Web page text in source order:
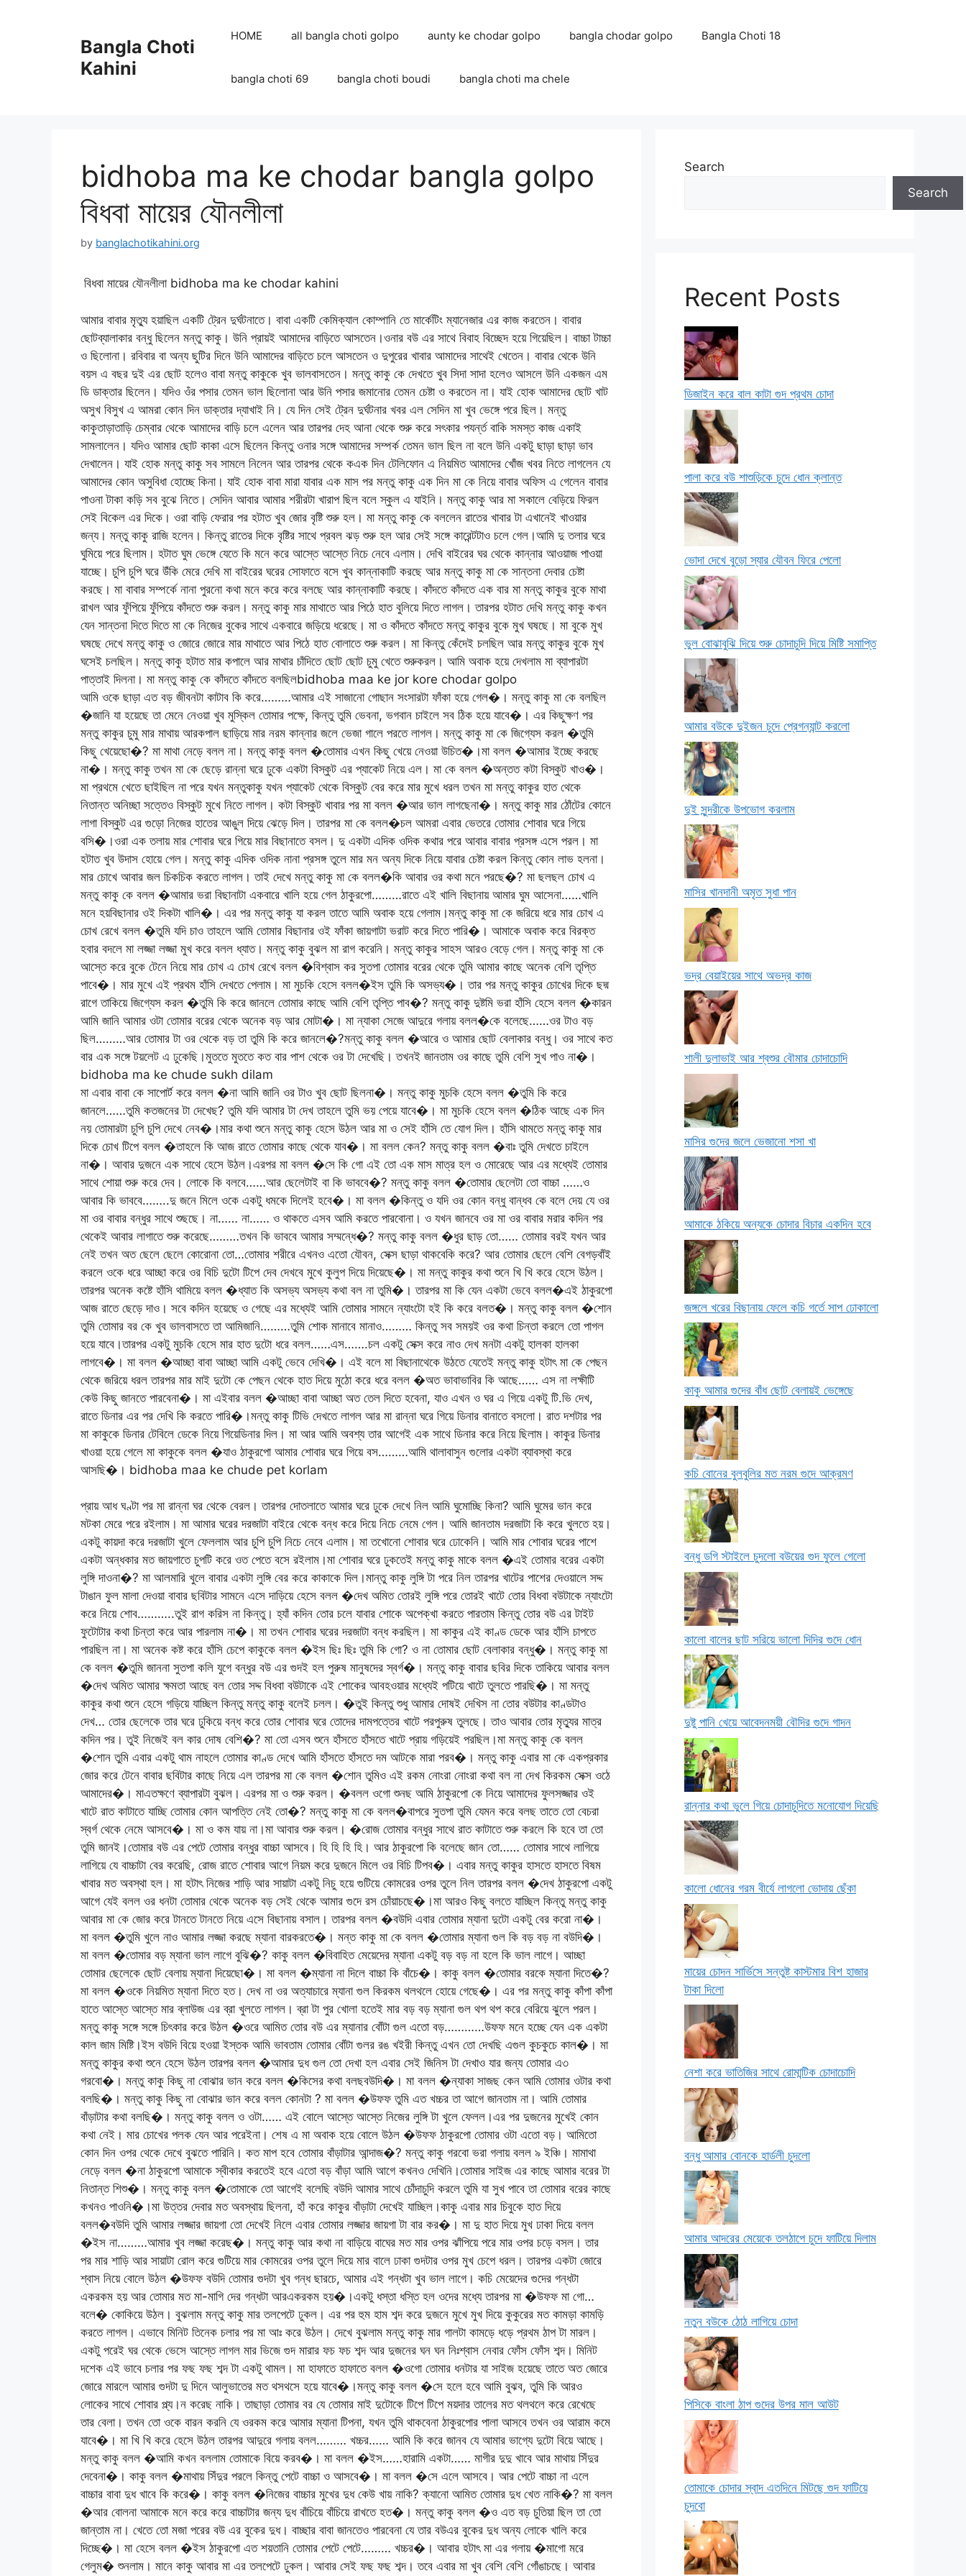
Bangla Choti
Kahini
HOME all bangla choti golpo aunty ke chodar golpo bangla chodar golpo Bangla Choti 18
bangla choti 69 bangla choti boudi bangla choti ma chele
bidhoba ma ke chodar bangla golpo
বিধবা মায়ের যৌনলীলা
by banglachotikahini.org
বিধবা মায়ের যৌনলীলা bidhoba ma ke chodar kahini
আমার বাবার মৃত্যু হয়াছিল একটি ট্রেন দুর্ঘটনাতে। বাবা একটি কেমিক্যাল কোম্পানি তে মার্কেটিং ম্যানেজার এর কাজ করতেন। বাবার
ছোটব্যালাকার বন্ধু ছিলেন মন্তু কাকু। উনি প্রায়ই আমাদের বাড়িতে আসতেন।ওনার বউ এর সাথে বিবাহ বিচ্ছেদ হয়ে গিয়েছিল। বাচ্চা টাচ্চা
ও ছিলোনা। রবিবার বা অন্য ছুটির দিনে উনি আমাদের বাড়িতে চলে আসতেন ও দুপুরের খাবার আমাদের সাথেই খেতেন। বাবার থেকে উনি
বয়স এ বছর দুই এর ছোট হলেও বাবা মন্তু কাকুকে খুব ভালবাসতেন। মন্তু কাকু কে দেখতে খুব সিদা সাদা হলেও আসলে উনি একজন এম
ডি ডাক্তার ছিলেন। যদিও ওঁর পসার তেমন ভাল ছিলোনা আর উনি পসার জমানোর তেমন চেষ্টা ও করতেন না। যাই হোক আমাদের ছোট খাট
অসুখ বিসুখ এ আমরা কোন দিন ডাক্তার দ্যাখাই নি। যে দিন সেই ট্রেন দুর্ঘটনার খবর এল সেদিন মা খুব ভেঙ্গে পরে ছিল। মন্তু
কাকুতাড়াতাড়ি চেম্বার থেকে আমাদের বাড়ি চলে এলেন আর তারপর দেহ আনা থেকে শুরু করে সৎকার পযর্ন্ত বাকি সমস্ত কাজ একাই
সামলালেন। যদিও আমার ছোট কাকা এসে ছিলেন কিন্তু ওনার সঙ্গে আমাদের সম্পর্ক তেমন ভাল ছিল না বলে উনি একটু ছাড়া ছাড়া ভাব
দেখালেন। যাই হোক মন্তু কাকু সব সামলে নিলেন আর তারপর থেকে কএক দিন টেলিফোন এ নিয়মিত আমাদের খোঁজ খবর নিতে লাগলেন যে
আমাদের কোন অসুবিধা হোচ্ছে কিনা। যাই হোক বাবা মারা যাবার এক মাস পর মন্তু কাকু এক দিন মা কে নিয়ে বাবার অফিস এ গেলেন বাবার
পাওনা টাকা কড়ি সব বুঝে নিতে। সেদিন আবার আমার শরীরটা খারাপ ছিল বলে স্কুল এ যাইনি। মন্তু কাকু আর মা সকালে বেড়িয়ে ফিরল
সেই বিকেল এর দিকে। ওরা বাড়ি ফেরার পর হটাত খুব জোর বৃষ্টি শুরু হল। মা মন্তু কাকু কে বললেন রাতের খাবার টা এখানেই খাওয়ার
জন্য। মন্তু কাকু রাজি হলেন। কিন্তু রাতের দিকে বৃষ্টির সাথে প্রবল ঝড় শুরু হল আর সেই সঙ্গে কারেন্টটাও চলে গেল।আমি দু তলার ঘরে
ঘুমিয়ে পরে ছিলাম। হটাত ঘুম ভেঙ্গে যেতে কি মনে করে আস্তে আস্তে নিচে নেবে এলাম। দেখি বাইরের ঘর থেকে কান্নার আওয়াজ পাওয়া
যাচ্ছে। চুপি চুপি ঘরে উঁকি মেরে দেখি মা বাইরের ঘরের সোফাতে বসে খুব কান্নাকাটি করছে আর মন্তু কাকু মা কে সান্তনা দেবার চেষ্টা
করছে। মা বাবার সম্পর্কে নানা পুরনো কথা মনে করে করে বলছে আর কান্নাকাটি করছে। কাঁদতে কাঁদতে এক বার মা মন্তু কাকুর বুকে মাথা
রাখল আর ফুঁপিয়ে ফুঁপিয়ে কাঁদতে শুরু করল। মন্তু কাকু মার মাথাতে আর পিঠে হাত বুলিয়ে দিতে লাগল। তারপর হটাত দেখি মন্তু কাকু কখন
যেন সান্তনা দিতে দিতে মা কে নিজের বুকের সাথে একবারে জড়িয়ে ধরেছে। মা ও কাঁদতে কাঁদতে মন্তু কাকুর বুকে মুখ ঘষছে। মা বুকে মুখ
ঘষছে দেখে মন্তু কাকু ও জোরে জোরে মার মাথাতে আর পিঠে হাত বোলাতে শুরু করল। মা কিন্তু কেঁদেই চলছিল আর মন্তু কাকুর বুকে মুখ
ঘসেই চলছিল। মন্তু কাকু হটাত মার কপালে আর মাথার চাঁদিতে ছোট ছোট চুমু খেতে শুরুকরল। আমি অবাক হয়ে দেখলাম মা ব্যাপারটা
পাত্তাই দিলনা। মা মন্তু কাকু কে কাঁদতে কাঁদতে বলছিলbidhoba maa ke jor kore chodar golpo
আমি ওকে ছাড়া এত বড় জীবনটা কাটাব কি করে………আমার এই সাজানো গোছান সংসারটা ফাঁকা হয়ে গেল�। মন্তু কাকু মা কে বলছিল
�জানি যা হয়েছে তা মেনে নেওয়া খুব মুস্কিল তোমার পক্ষে, কিন্তু তুমি ভেবনা, ভগবান চাইলে সব ঠিক হয়ে যাবে�। এর কিছুক্ষণ পর
মন্তু কাকুর চুমু মার মাথায় আরকপাল ছাড়িয়ে মার নরম কান্নার জলে ভেজা গালে পরতে লাগল। মন্তু কাকু মা কে জিগ্যেস করল �তুমি
কিছু খেয়েছো�? মা মাথা নেড়ে বলল না। মন্তু কাকু বলল �তোমার এখন কিছু খেয়ে নেওয়া উচিত�।মা বলল �আমার ইচ্ছে করছে
না�। মন্তু কাকু তখন মা কে ছেড়ে রান্না ঘরে ঢুকে একটা বিস্কুট এর প্যাকেট নিয়ে এল। মা কে বলল �অন্তত কটা বিস্কুট খাও�।
মা প্রথমে খেতে ছাইছিল না পরে যখন মন্তুকাকু যখন প্যাকেট থেকে বিস্কুট বের করে মার মুখে ধরল তখন মা মন্তু কাকুর হাত থেকে
নিতান্ত অনিচ্ছা সত্তেও বিস্কুট মুখে নিতে লাগল। কটা বিস্কুট খাবার পর মা বলল �আর ভাল লাগছেনা�। মন্তু কাকু মার ঠোঁটের কোনে
লাগা বিস্কুট এর গুড়ো নিজের হাতের আঙুল দিয়ে ঝেড়ে দিল। তারপর মা কে বলল�চল আমরা এবার ভেতরে তোমার শোবার ঘরে গিয়ে
বসি�।ওরা এক তলায় মার শোবার ঘরে গিয়ে মার বিছানাতে বসল। দু একটা এদিক ওদিক কথার পরে আবার বাবার প্রসঙ্গ এসে পরল। মা
হটাত খুব উদাস হোয়ে গেল। মন্তু কাকু এদিক ওদিক নানা প্রসঙ্গ তুলে মার মন অন্য দিকে নিয়ে যাবার চেষ্টা করল কিন্তু কোন লাভ হলনা।
মার চোখে আবার জল চিকচিক করতে লাগল। তাই দেখে মন্তু কাকু মা কে বলল�কি আবার ওর কথা মনে পরছে�? মা ছলছল চোখ এ
মন্তু কাকু কে বলল �আমার ভরা বিছানাটা একবারে খালি হয়ে গেল ঠাকুরপো………রাতে এই খালি বিছানায় আমার ঘুম আসেনা……খালি
মনে হয়বিছানার ওই দিকটা খালি�। এর পর মন্তু কাকু যা করল তাতে আমি অবাক হয়ে গেলাম।মন্তু কাকু মা কে জরিয়ে ধরে মার চোখ এ
চোখ রেখে বলল �তুমি যদি চাও তাহলে আমি তোমার বিছানার ওই ফাঁকা জায়গাটা ভরাট করে দিতে পারি�। আমাকে অবাক করে বিরক্ত
হবার বদলে মা লজ্জা লজ্জা মুখ করে বলল ধ্যাত। মন্তু কাকু বুঝল মা রাগ করেনি। মন্তু কাকুর সাহস আরও বেড়ে গেল। মন্তু কাকু মা কে
আস্তে করে বুকে টেনে নিয়ে মার চোখ এ চোখ রেখে বলল �বিশ্বাস কর সুতপা তোমার বরের থেকে তুমি আমার কাছে অনেক বেশি তৃপ্তি
পাবে�। মার মুখে এই প্রথম হাঁসি দেখতে পেলাম। মা মুচকি হেসে বলল�ইস তুমি কি অসভ্য�। তার পর মন্তু কাকুর চোখের দিকে ছদ্ম
রাগে তাকিয়ে জিগ্যেস করল �তুমি কি করে জানলে তোমার কাছে আমি বেশি তৃপ্তি পাব�? মন্তু কাকু দুষ্টমি ভরা হাঁসি হেসে বলল �কারন
আমি জানি আমার ওটা তোমার বরের থেকে অনেক বড় আর মোটা�। মা ন্যাকা সেজে আদুরে গলায় বলল�কে বলেছে……ওর টাও বড়
ছিল………আর তোমার টা ওর থেকে বড় তা তুমি কি করে জানলে�?মন্তু কাকু বলল �আরে ও আমার ছোট বেলাকার বন্ধু। ওর সাথে কত
বার এক সঙ্গে টয়লেট এ ঢুকেছি।মুততে মুততে কত বার পাশ থেকে ওর টা দেখেছি। তখনই জানতাম ওর কাছে তুমি বেশি সুখ পাও না�।
bidhoba ma ke chude sukh dilam
মা এবার বাবা কে সাপোর্ট করে বলল �না আমি জানি ওর টাও খুব ছোট ছিলনা�। মন্তু কাকু মুচকি হেসে বলল �তুমি কি করে
জানলে……তুমি কতজনের টা দেখেছ? তুমি যদি আমার টা দেখ তাহলে তুমি ভয় পেয়ে যাবে�। মা মুচকি হেসে বলল �ঠিক আছে এক দিন
নয় তোমারটা চুপি চুপি দেখে নেব�।মার কথা শুনে মন্তু কাকু হেসে উঠল আর মা ও সেই হাঁসি তে যোগ দিল। হাঁসি থামতে মন্তু কাকু মার
দিকে চোখ টিপে বলল �তাহলে কি আজ রাতে তোমার কাছে থেকে যাব�। মা বলল কেন? মন্তু কাকু বলল �বাঃ তুমি দেখতে চাইলে
না�। আবার দুজনে এক সাথে হেসে উঠল।এরপর মা বলল �সে কি গো এই তো এক মাস মাত্র হল ও মোরেছে আর এর মধ্যেই তোমার
সাথে শোয়া শুরু করে দেব। লোকে কি বলবে……আর ছেলেটাই বা কি ভাববে�? মন্তু কাকু বলল �তোমার ছেলেটা তো বাচ্চা ……ও
আবার কি ভাববে……..দু জনে মিলে ওকে একটু ধমকে দিলেই হবে�। মা বলল �কিন্তু ও যদি ওর কোন বন্ধু বান্ধব কে বলে দেয় যে ওর
মা ওর বাবার বন্ধুর সাথে শুছছে। না…… না…… ও থাকতে এসব আমি করতে পারবোনা। ও যখন জানবে ওর মা ওর বাবার মরার কদিন পর
থেকেই আবার লাগাতে শুরু করেছে………তখন কি ভাববে আমার সম্মন্ধে�? মন্তু কাকু বলল �ধুর ছাড় তো…… তোমার বরই যখন আর
নেই তখন অত ছেলে ছেলে কোরোনা তো…তোমার শরীরে এখনও এতো যৌবন, সেক্স ছাড়া থাকবেকি করে? আর তোমার ছেলে বেশি বেগড়বাঁই
করলে ওকে ধরে আচ্ছা করে ওর বিচি দুটো টিপে দেব দেখবে মুখে কুলুপ দিয়ে দিয়েছে�। মা মন্তু কাকুর কথা শুনে খি খি করে হেসে উঠল।
তারপর অনেক কষ্টে হাঁসি থামিয়ে বলল �ধ্যাত কি অসভ্য অসভ্য কথা বল না তুমি�। তারপর মা কি যেন একটা ভেবে বলল�এই ঠাকুরপো
আজ রাতে ছেড়ে দাও। সবে কদিন হয়েছে ও গেছে এর মধ্যেই আমি তোমার সামনে ন্যাংটো হই কি করে বলত�। মন্তু কাকু বলল �শোন
তুমি তোমার বর কে খুব ভালবাসতে তা আমিজানি………তুমি শোক মানাবে মানাও……… কিন্তু সব সময়ই ওর কথা চিন্তা করলে তো পাগল
হয়ে যাবে।তারপর একটু মুচকি হেসে মার হাত দুটো ধরে বলল……এস…….চল একটু সেক্স করে নাও দেখ মনটা একটু হালকা হালকা
লাগবে�। মা বলল �আচ্ছা বাবা আচ্ছা আমি একটু ভেবে দেখি�। এই বলে মা বিছানাথেকে উঠতে যেতেই মন্তু কাকু হটাৎ মা কে পেছন
থেকে জরিয়ে ধরল তারপর মার মাই দুটো কে পেছন থেকে হাত দিয়ে মুঠো করে ধরে বলল �অত ভাবাভাবির কি আছে…… এস না লক্ষীটি
কেউ কিছু জানতে পারবেনা�। মা এইবার বলল �আচ্ছা বাবা আচ্ছা অত তেল দিতে হবেনা, যাও এখন ও ঘর এ গিয়ে একটু টি.ভি দেখ,
রাতে ডিনার এর পর দেখি কি করতে পারি�।মন্তু কাকু টিভি দেখতে লাগল আর মা রান্না ঘরে গিয়ে ডিনার বানাতে বসলো। রাত দশটার পর
মা কাকুকে ডিনার টেবিলে ডেকে নিয়ে গিয়েডিনার দিল। মা আর আমি অবশ্য তার আগেই এক সাথে ডিনার করে নিয়ে ছিলাম। কাকুর ডিনার
খাওয়া হয়ে গেলে মা কাকুকে বলল �যাও ঠাকুরপো আমার শোবার ঘরে গিয়ে বস………আমি থালাবাসুন গুলোর একটা ব্যাবস্থা করে
আসছি�। bidhoba maa ke chude pet korlam
প্রায় আধ ঘণ্টা পর মা রান্না ঘর থেকে বেরল। তারপর দোতলাতে আমার ঘরে ঢুকে দেখে নিল আমি ঘুমোচ্ছি কিনা? আমি ঘুমের ভান করে
মটকা মেরে পরে রইলাম। মা আমার ঘরের দরজাটা বাইরে থেকে বন্ধ করে দিয়ে নিচে নেমে গেল। আমি জানতাম দরজাটা কি করে খুলতে হয়।
একটু কায়দা করে দরজাটা খুলে ফেললাম আর চুপি চুপি নিচে নেবে এলাম। মা তখোনো শোবার ঘরে ঢোকেনি। আমি মার শোবার ঘরের পাশে
একটা অন্ধকার মত জায়গাতে চুপটি করে ওত পেতে বসে রইলাম।মা শোবার ঘরে ঢুকতেই মন্তু কাকু মাকে বলল �এই তোমার বরের একটা
লুঙ্গি দাওনা�? মা আলমারি খুলে বাবার একটা লুঙ্গি বের করে কাকাকে দিল।মান্তু কাকু লুঙ্গি টা পরে নিল তারপর খাটের পাশের দেওয়ালে সদ্দ
টাঙান ফুল মালা দেওয়া বাবার ছবিটার সামনে এসে দাড়িয়ে হেসে বলল �দেখ অমিত তোরই লুঙ্গি পরে তোরই খাটে তোর বিধবা বউটাকে ন্যাংটো
করে নিয়ে শোব………..তুই রাগ করিস না কিন্তু। হ্যাঁ কদিন তোর চলে যাবার শোকে অপেক্খা করতে পারতাম কিন্তু তোর বউ এর টাইট
ফুটোটার কথা চিন্তা করে আর পারলাম না�। মা তখন শোবার ঘরের দরজাটা বন্ধ করছিল। মা কাকুর এই কাণ্ড ডেকে আর হাঁসি চাপতে
পারছিল না। মা অনেক কষ্ট করে হাঁসি চেপে কাকুকে বলল �ইস ছিঃ ছিঃ তুমি কি গো? ও না তোমার ছোট বেলাকার বন্ধু�। মন্তু কাকু মা
কে বলল �তুমি জাননা সুতপা কলি যুগে বন্ধুর বউ এর গুদই হল পুরুষ মানুষদের স্বর্গ�। মন্তু কাকু বাবার ছবির দিকে তাকিয়ে আবার বলল
�দেখ অমিত আমার ক্ষমতা আছে বল তোর সদ্দ বিধবা বউটাকে এই শোকের আবহওয়ার মধ্যেই পটিয়ে খাটে তুলতে পারছি�। মা মন্তু
কাকুর কথা শুনে হেসে গড়িয়ে যাচ্ছিল কিন্তু মন্তু কাকু বলেই চলল। �তুই কিন্তু শুধু আমার দোষই দেখিস না তোর বউটার কাণ্ডটাও
দেখ… তোর ছেলেকে তার ঘরে ঢুকিয়ে বন্ধ করে তোর শোবার ঘরে তোদের দামপত্তের খাটে পরপুরুষ তুলছে। তাও আবার তোর মৃত্যুর মাত্র
কদিন পর। তুই নিজেই বল কার দোষ বেশি�? মা তো এসব শুনে হাঁসতে হাঁসতে খাটে প্রায় গড়িয়েই পরছিল।মা মন্তু কাকু কে বলল
�শোন তুমি এবার একটু থাম নাহলে তোমার কাণ্ড দেখে আমি হাঁসতে হাঁসতে দম আটকে মারা পরব�। মন্তু কাকু এবার মা কে একপ্রকার
জোর করে টেনে বাবার ছবিটার কাছে নিয়ে এল তারপর মা কে বলল �শোন তুমিও এই রকম নোংরা নোংরা কথা বল না দেখ কিরকম সেক্স ওঠে
আমাদের�। মাএতক্ষণে ব্যাপারটা বুঝল। এরপর মা ও শুরু করল। �বলল ওগো শুনছ আমি ঠাকুরপো কে নিয়ে আমাদের ফুলসজ্জার ওই
খাটে রাত কাটাতে যাচ্ছি তোমার কোন আপত্তি নেই তো�? মন্তু কাকু মা কে বলল�বাপরে সুতপা তুমি যেমন করে বলছ তাতে তো বেচরা
স্বর্গ থেকে নেমে আসবে�। মা ও কম যায় না।মা আবার শুরু করল। �রোজ তোমার বন্ধুর সাথে রাত কাটাতে শুরু করলে কি হবে তা তো
তুমি জানই।তোমার বউ এর পেটে তোমার বন্ধুর বাচ্চা আসবে। হি হি হি হি। আর ঠাকুরপো কি বলেছে জান তো…… তোমার সাথে লাগিয়ে
লাগিয়ে যে বাচ্চাটা বের করেছি, রোজ রাতে শোবার আগে নিয়ম করে দুজনে মিলে ওর বিচি টিপব�। এবার মন্তু কাকুর হাসতে হাসতে বিষম
খাবার মত অবস্থা হল। মা হটাৎ নিজের শাড়ি আর সায়াটা একটু নিচু হয়ে গুটিয়ে কোমরের ওপর তুলে নিল তারপর বলল �দেখ ঠাকুরপো একটু
আগে যেই বলল ওর ধনটা তোমার থেকে অনেক বড় সেই থেকে আমার গুদে রস চোঁয়াচছে�।মা আরও কিছু বলতে যাচ্ছিল কিন্তু মন্তু কাকু
আবার মা কে জোর করে টানতে টানতে নিয়ে এসে বিছানায় বসাল। তারপর বলল �বউদি এবার তোমার ম্যানা দুটো একটু বের করো না�।
মা বলল �তুমি খুলে নাও আমার লজ্জা করছে ম্যানা বারকরতে�। মন্ত কাকু মা কে বলল �তোমার ম্যানা গুল কি বড় বড় না বউদি�।
মা বলল �তোমার বড় ম্যানা ভাল লাগে বুঝি�? কাকু বলল �বিবাহিত মেয়েদের ম্যানা একটু বড় বড় না হলে কি ভাল লাগে। আচ্ছা
তোমার ছেলেকে ছোট বেলায় ম্যানা দিয়েছো�। মা বলল �ম্যানা না দিলে বাচ্চা কি বাঁচে�। কাকু বলল �তোমার বরকে ম্যানা দিতে�?
মা বলল �ওকে নিয়মিত ম্যানা দিতে হত। দেখ না ওর অত্যাচারে ম্যানা গুল কিরকম থলথলে হোয়ে গেছে�। এর পর মন্তু কাকু কাঁপা কাঁপা
হাতে আস্তে আস্তে মার ব্লাউজ এর ব্রা খুলতে লাগল। ব্রা টা পুর খোলা হতেই মার বড় বড় ম্যানা গুল থপ থপ করে বেরিয়ে ঝুলে পরল।
মন্তু কাকু সঙ্গে সঙ্গে চিৎকার করে উঠল �ওরে আমিত তোর বউ এর ম্যানার বোঁটা গুল এতো বড়…………উফফ মনে হচ্ছে যেন এক একটা
কাল জাম মিষ্টি।ইস বউদি বিয়ে হওয়া ইস্তক আমি ভাবতাম তোমার বোঁটা গুলর রঙ খইরী কিন্তু এখন তো দেখছি এগুল কুচকুচে কাল�। মা
মন্তু কাকুর কথা শুনে হেসে উঠল তারপর বলল �আমার দুধ গুল তো দেখা হল এবার সেই জিনিস টা দেখাও যার জন্য তোমার এ৩
গরবো�। মন্তু কাকু কিছু না বোঝার ভান করে বলল �কিসের কথা বলছবউদি�। মা বলল �ন্যাকা সাজছ কেন আমি তোমার ওটার কথা
বলছি�। মন্তু কাকু কিছু না বোঝার ভান করে বলল কোনটা ? মা বলল �উফফ তুমি এত খচ্চর তা আগে জানতাম না। আমি তোমার
বাঁড়াটার কথা বলছি�। মন্তু কাকু বলল ও ওটা…… এই বোলে আস্তে আস্তে নিজের লুঙ্গি টা খুলে ফেলল।এর পর দুজনের মুখেই কোন
কথা নেই। মার চোখের পলক যেন আর পরেইনা। শেষ এ মা অবাক হয়ে বোলে উঠল �উফফ ঠাকুরপো তোমার ওটা এতো বড়। আমিতো
কোন দিন ওপর থেকে দেখে বুঝতে পারিনি। কত মাপ হবে তোমার বাঁড়াটার আন্দাজ�? মন্তু কাকু গরবো ভরা গলায় বলল ৯ ইঞ্চি। মামাথা
নেড়ে বলল �না ঠাকুরপো আমাকে স্বীকার করতেই হবে এতো বড় বাঁড়া আমি আগে কখনও দেখিনি।তোমার সাইজ এর কাছে আমার বরের টা
নিতান্ত শিশু�। মন্তু কাকু বলল �তোমাকে তো আগেই বলেছি বউদি আমার সাথে চোঁদাচুদি করলে তুমি যা সুখ পাবে তা তোমার বরের কাছে
কখনও পাওনি�।মা উত্তর দেবার মত অবস্থায় ছিলনা, হাঁ করে কাকুর বাঁড়াটা দেখেই যাচ্ছিল।কাকু এবার মার চিবুকে হাত দিয়ে
বলল�বউদি তুমি আমার লজ্জার জায়গা তো দেখেই নিলে এবার তোমার লজ্জার জায়গা টা বার কর�। মা দু হাত দিয়ে মুখ ঢাকা দিয়ে বলল
�ইস না………আমার খুব লজ্জা করেছ�। মন্তু কাকু আর কথা না বাড়িয়ে বাঘের মত মার ওপর ঝাঁপিয়ে পরে মার ওপর চড়ে বসল। তার
পর মার শাড়ি আর সায়াটা রোল করে গুটিয়ে মার কোমরের ওপর তুলে দিয়ে মার বালে ঢাকা গুদটার ওপর মুখ চেপে ধরল। তারপর একটা জোরে
শ্বাস নিয়ে বোলে উঠল �উফফ বউদি তোমার গুদটা খুব গন্ধ ছারচে, আমার এই গন্ধটা খুব ভাল লাগে। কচি মেয়েদের গুদের গন্ধটা
একরকম হয় আর তোমার মত মা-মাগি দের গন্ধটা আরএকরকম হয়�।একটু ধস্তা ধস্তি হল ওদের মধ্যে তারপর মা �উফফ মা গো…
বলে� কোকিয়ে উঠল। বুঝলাম মন্তু কাকু মার তলপেটে ঢুকল। এর পর হুম হাম শব্দ করে দুজনে মুখে মুখ দিয়ে কুকুরের মত কামড়া কামড়ি
করতে লাগল। এভাবে মিনিট তিনেক চলার পর মা আঃ করে উঠল। দেখে বুঝলাম মন্তু কাকু মার গালটা কামড়ে ধড়ে প্রথম ঠাপ টা মারল।
একটু পরেই ঘর থেকে ভেসে আস্তে লাগল মার ভিজে গুদ মারার ফচ ফচ শব্দ আর দুজনের ঘন ঘন নিঃশ্বাস নেবার ফোঁস ফোঁস শব্দ। মিনিট
দশেক এই ভাবে চলার পর ফছ ফছ শব্দ টা একটু থামল। মা হাফাতে হাফাতে বলল �ওগো তোমার ধনটার যা সাইজ হয়েছে তাতে অত জোরে
জোরে মারলে আমার গুদটা দু দিনে আলুভাতের মত থসথসে হয়ে যাবে�।মন্তু কাকু বলল �সে হলে হবে আমি বুঝব, তুমি কি আরও
লোকের সাথে শোবার প্ল্য।ন করেছ নাকি। তাছাড়া তোমার বর যে তোমার মাই দুটোকে টিপে টিপে ময়দার তালের মত থলথলে করে রেখেছে
তার বেলা। তখন তো ওকে বারন করনি যে ওরকম করে আমার ম্যানা টিপনা, যখন তুমি থাকবেনা ঠাকুরপোর পালা আসবে তখন ওর আরাম কমে
যাবে�। মা খি খি করে হেসে উঠল তারপর আদুরে গলায় বলল……… খচ্চর…… আমি কি করে জানব যে আমার ভাগ্যে দুটো বিয়ে আছে।
মন্তু কাকু বলল �আমি কখন বললাম তোমাকে বিয়ে করব�। মা বলল �ইস……হারামি একটা…… মাগীর দুদু খাবে আর মাথায় সিঁদুর
দেবেনা�। কাকু বলল �মাথায় সিঁদুর পরলে কিন্তু পেটে বাচ্চা ও আসবে�। মা বলল �সে এলে আসবে। আর পেটে বাচ্চা না এলে
বাচ্চার বাবা দুধ খাবে কি করে�। কাকু বলল �নিজের বাচ্চার মুখের দুধ কেউ খায় নাকি? ক্যানো আমিত তোমার দুধ খেত নাকি�? মা বলল
�আর বোলনা আমাকে মনে করে করে বাচ্চাটার জন্য দুধ বাঁচিয়ে বাঁচিয়ে রাখতে হত�। মন্তু কাকু বলল �ও এত বড় চুতিয়া ছিল তা তো
জান্তাম না। খেতে তো মজা পরের বউ এর বুকের দুধ। বাচ্ছার বাবা জানতেও পারবেনা যে তার বউএর বুকের দুধ অন্য লোকে খালি করে
দিচ্ছে�। মা হেসে বলল �ইস ঠাকুরপো এত শয়তানি তোমার পেটে পেটে……… খচ্চর�। আবার হটাৎ মা এর গলায় �মাগো মরে
গেলুম� শুনলাম। মানে কাকু আবার মা এর তলপেটে ঢুকল। আবার সেই ফছ ফছ শব্দ। তবে এবার মা খুব বেশি বেশি গোঁঙাচছে। আবার
Search
Search
Recent Posts
ডিজাইন করে বাল কাটা গুদ প্রথম চোদা
পালা করে বউ শাশুড়িকে চুদে ধোন ক্লান্ত
ভোদা দেখে বুড়ো স্যার যৌবন ফিরে পেলো
ভুল বোঝাবুঝি দিয়ে শুরু চোদাচুদি দিয়ে মিষ্টি সমাপ্তি
আমার বউকে দুইজন চুদে প্রেগন্যান্ট করলো
দুই সুন্দরীকে উপভোগ করলাম
মাসির খানদানী অমৃত সুধা পান
ভদ্র বেয়াইয়ের সাথে অভদ্র কাজ
শালী দুলাভাই আর শ্বশুর বৌমার চোদাচোদি
মাসির গুদের জলে ভেজানো শসা খা
আমাকে ঠকিয়ে অন্যকে চোদার বিচার একদিন হবে
জঙ্গলে খরের বিছানায় ফেলে কচি গর্তে সাপ ঢোকালো
কাকু আমার গুদের বাঁধ ছোট বেলায়ই ভেঙ্গেছে
কচি বোনের বুলবুলির মত নরম গুদে আক্রমণ
বন্ধু ডগি স্টাইলে চুদলো বউয়ের গুদ ফুলে গেলো
কালো বালের ছাট সরিয়ে ভালো দিদির গুদে ধোন
দুষ্টু পানি খেয়ে আবেদনময়ী বৌদির গুদে গাদন
রান্নার কথা ভুলে গিয়ে চোদাচুদিতে মনোযোগ দিয়েছি
কালো ধোনের গরম বীর্যে লাগলো ভোদায় ছেঁকা
মায়ের চোদন সার্ভিসে সন্তুষ্ট কাস্টমার বিশ হাজার
টাকা দিলো
নেশা করে ভাতিজির সাথে রোমান্টিক চোদাচোদি
বন্ধু আমার বোনকে হার্ডলী চুদলো
আমার আদরের মেয়েকে তলঠাপে চুদে ফাটিয়ে দিলাম
নতুন বউকে ঠোঠ লাগিয়ে চোদা
পিসিকে বাংলা ঠাপ গুদের উপর মাল আউট
তোমাকে চোদার স্বাদ এতদিনে মিটছে গুদ ফাটিয়ে
চুদবো